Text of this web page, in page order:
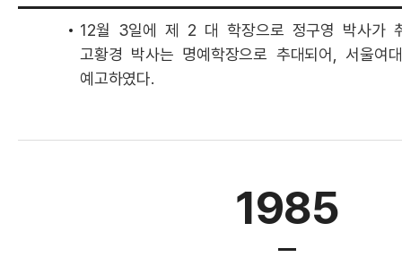
12월 3일에 제 2 대 학장으로 정구영 박사가
고황경 박사는 명예학장으로 추대되어, 서울여
예고하였다.
1985